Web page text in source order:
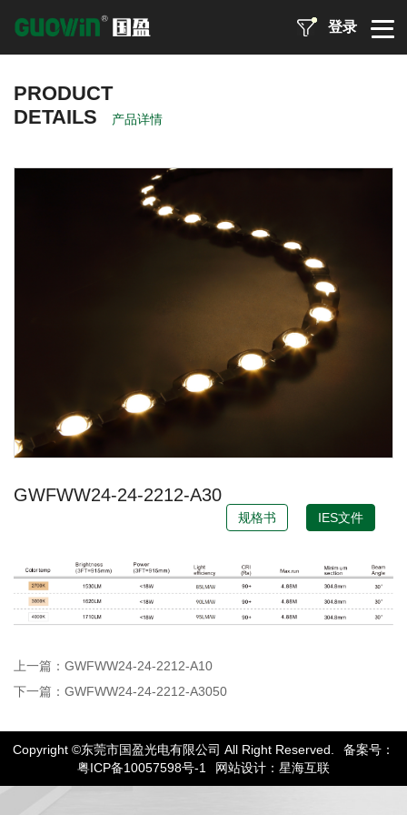
登录
PRODUCT
DETAILS
产品详情
GWFWW24-24-2212-A30
规格书 IES文件
上一篇：GWFWW24-24-2212-A10
下一篇：GWFWW24-24-2212-A3050
Copyright ©东莞市国盈光电有限公司 All Right Reserved.
备案号：
粤ICP备10057598号-1
网站设计：星海互联